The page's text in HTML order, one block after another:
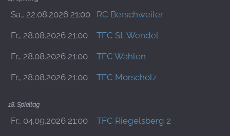
Sa., 22.08.2026 21:00 RC Berschweiler
Fr., 28.08.2026 21:00 TFC St. Wendel
Fr., 28.08.2026 21:00 TFC Wahlen
Fr., 28.08.2026 21:00 TFC Morscholz
18. Spieltag
Fr., 04.09.2026 21:00 TFC Riegelsberg 2